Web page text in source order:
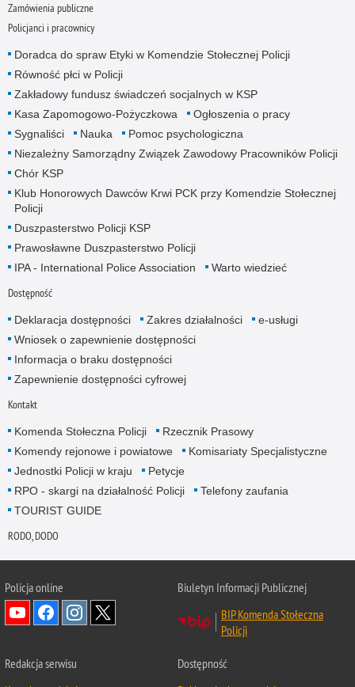
Zamówienia publiczne
Policjanci i pracownicy
Doradca do spraw Etyki w Komendzie Stołecznej Policji
Równość płci w Policji
Zakładowy fundusz świadczeń socjalnych w KSP
Kasa Zapomogowo-Pożyczkowa
Ogłoszenia o pracy
Sygnaliści
Nauka
Pomoc psychologiczna
Niezależny Samorządny Związek Zawodowy Pracowników Policji
Chór KSP
Klub Honorowych Dawców Krwi PCK przy Komendzie Stołecznej
Policji
Duszpasterstwo Policji KSP
Prawosławne Duszpasterstwo Policji
IPA - International Police Association
Warto wiedzieć
Dostępność
Deklaracja dostępności Zakres działalności
e-usługi
Wniosek o zapewnienie dostępności
Informacja o braku dostępności
Zapewnienie dostępności cyfrowej
Kontakt
Komenda Stołeczna Policji
Rzecznik Prasowy
Komendy rejonowe i powiatowe
Komisariaty Specjalistyczne
Jednostki Policji w kraju
Petycje
RPO - skargi na działalność Policji
Telefony zaufania
TOURIST GUIDE
RODO, DODO
Policja online
Biuletyn Informacji Publicznej
BIP Komenda Stołeczna
Policji
Redakcja serwisu
Dostępność